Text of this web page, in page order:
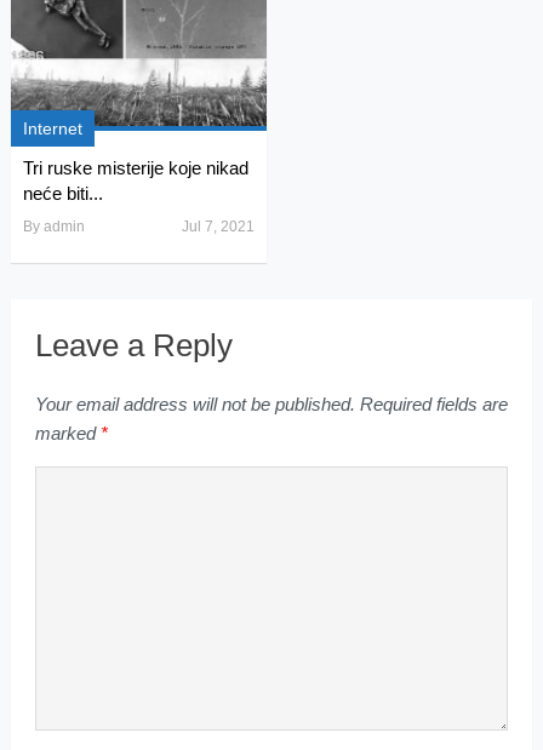
Internet
Tri ruske misterije koje nikad
neće biti...
By admin Jul 7, 2021
Leave a Reply
Your email address will not be published. Required fields are
marked *